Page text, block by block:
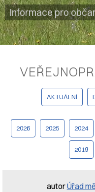
Informace pro
AKTUÁLNÍ
2026 2025 2024
2019
autorÚřad